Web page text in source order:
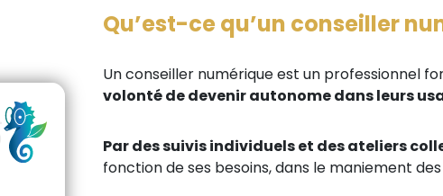
Qu’est-ce qu’un conseiller
Un conseiller numérique est un professionnel
volonté de devenir autonome dans leurs
Par des suivis individuels et des ateliers
fonction de ses besoins, dans le maniement